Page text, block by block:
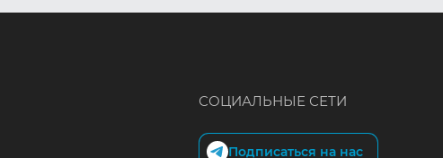
СОЦИАЛЬНЫЕ СЕТИ
Подписаться на нас